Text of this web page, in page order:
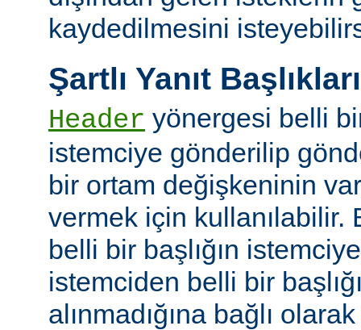
kaydedilmesini
Şartlı Yanıt Başlıkları
Header yönergesi belli bir
istemciye gönderilip
bir ortam değişkeninin
vermek için kullanılabilir.
belli bir başlığın
istemciden belli bir
alınmadığına bağlı